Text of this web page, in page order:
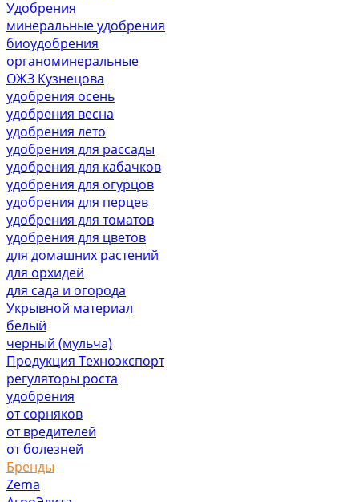
Удобрения
минеральные удобрения
биоудобрения
органоминеральные
ОЖЗ Кузнецова
удобрения осень
удобрения весна
удобрения лето
удобрения для рассады
удобрения для кабачков
удобрения для огурцов
удобрения для перцев
удобрения для томатов
удобрения для цветов
для домашних растений
для орхидей
для сада и огорода
Укрывной материал
белый
черный (мульча)
Продукция Техноэкспорт
регуляторы роста
удобрения
от сорняков
от вредителей
от болезней
Бренды
Zema